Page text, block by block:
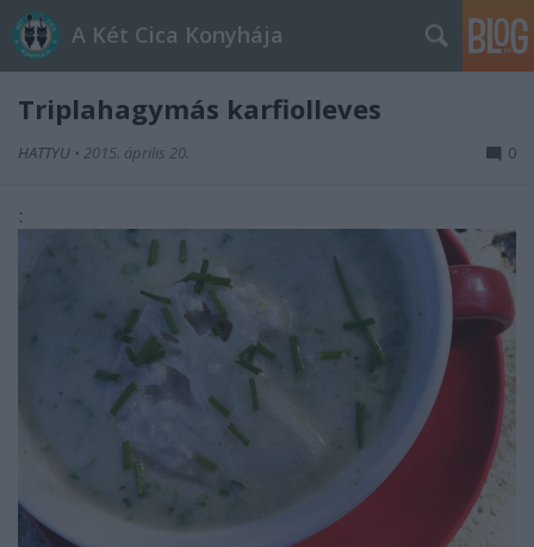
A Két Cica Konyhája
Triplahagymás karfiolleves
HATTYU • 2015. április 20. 0
: